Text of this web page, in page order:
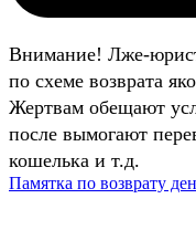
Внимание! Лже-
по схеме возврата
Жертвам обещают
после вымогают
кошелька и т.д.
Памятка по возврату